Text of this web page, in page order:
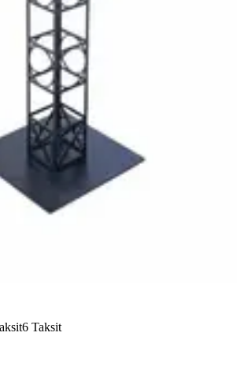
6 Taksit